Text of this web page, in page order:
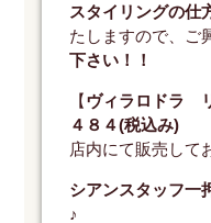
スタイリングの仕
たしますので、ご
下さい！！
【ヴィラロドラ
４８４(税込み)
店内にて販売して
シアンスタッフ一
♪